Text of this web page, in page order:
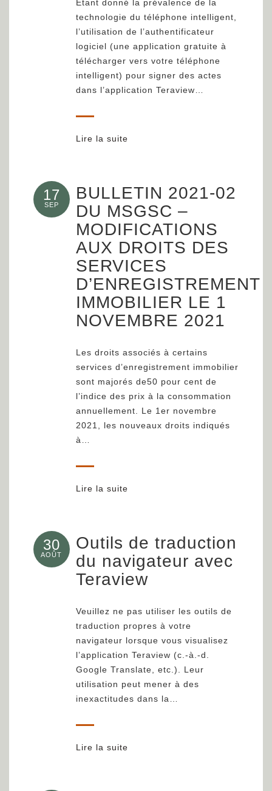
Étant donné la prévalence de la
technologie du téléphone intelligent,
l’utilisation de l’authentificateur
logiciel (une application gratuite à
télécharger vers votre téléphone
intelligent) pour signer des actes
dans l’application Teraview…
Lire la suite
17
SEP
BULLETIN 2021-02
DU MSGSC –
MODIFICATIONS
AUX DROITS DES
SERVICES
D’ENREGISTREMENT
IMMOBILIER LE 1
NOVEMBRE 2021
Les droits associés à certains
services d’enregistrement immobilier
sont majorés de50 pour cent de
l’indice des prix à la consommation
annuellement. Le 1er novembre
2021, les nouveaux droits indiqués
à…
Lire la suite
30
AOÛT
Outils de traduction
du navigateur avec
Teraview
Veuillez ne pas utiliser les outils de
traduction propres à votre
navigateur lorsque vous visualisez
l’application Teraview (c.-à.-d.
Google Translate, etc.). Leur
utilisation peut mener à des
inexactitudes dans la…
Lire la suite